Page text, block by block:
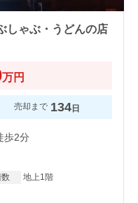
しゃぶ・うどんの店
万円
売却まで 134日
行線 緑地公園駅 徒歩2分
地上1階